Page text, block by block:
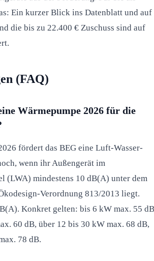
Ein kurzer Blick ins Datenblatt und auf
die bis zu 22.400 € Zuschuss sind auf
(FAQ)
Wärmepumpe 2026 für die
fördert das BEG eine Luft-Wasser-
wenn ihr Außengerät im
(LWA) mindestens 10 dB(A) unter dem
Verordnung 813/2013 liegt.
Konkret gelten: bis 6 kW max. 55
60 dB, über 12 bis 30 kW max. 68 dB,
78 dB.